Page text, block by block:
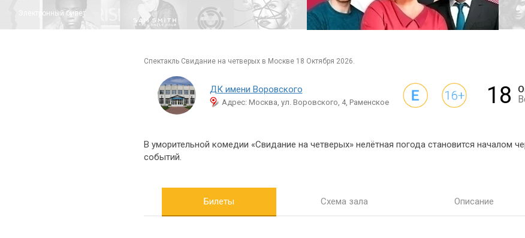
Электронный билет
спектакль Свидание на четверых в Москве 18 Октября 2026.
ДК имени Воровского
Адрес: Москва, ул. Воровского, 4, Раменское 18
В уморительной комедии «Свидание на четверых» нелётная погода становится началом
событий.
Билеты Схема зала Описание